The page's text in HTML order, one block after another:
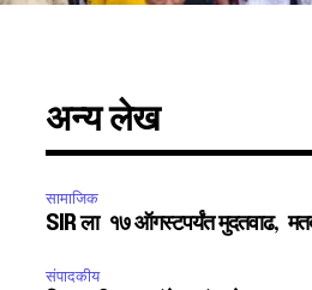
Privacy Policy.
अन्य लेख
सामाजिक
SIR ला १७ ऑगस्टपर्यंत मुदतवाढ,
संपादकीय